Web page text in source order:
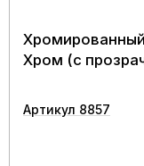
Хром (с
Артикул 8857